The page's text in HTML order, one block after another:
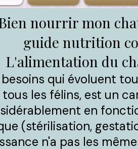
nourrir mon
guide nutrition
L'alimentation du
qui évoluent
les félins, est un
en
(stérilisation,
n'a pas les